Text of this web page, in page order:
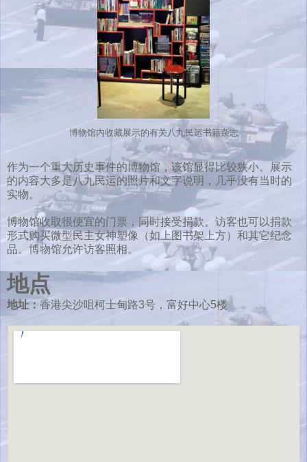
博物馆内收藏展示的有关八九民运书籍杂志
作为一个重大历史事件的博物馆，该馆显得比较狭小。展示
的内容大多是八九民运的照片和文字说明，几乎没有当时的
实物。
博物馆收取很便宜的门票，同时接受捐款。访客也可以捐款
形式购买微型民主女神塑像（如上图书架上方）和其它纪念
品。博物馆允许访客照相。
地点
地址： 香港尖沙咀柯士甸路3号，富好中心5楼